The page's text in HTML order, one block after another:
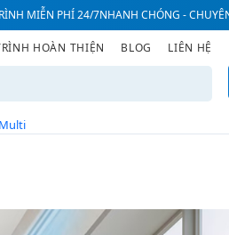
MIỄN PHÍ 24/7NHANH CHÓNG -
HOÀN THIỆN BLOG LIÊN HỆ